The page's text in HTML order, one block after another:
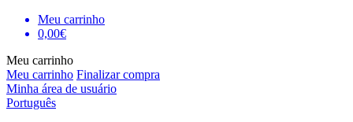
Meu carrinho
0,00€
Meu carrinho
Meu carrinho Finalizar compra
Minha área de usuário
Português